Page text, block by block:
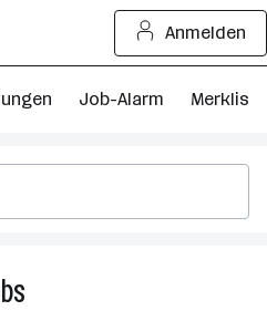
Anmelden
Job-Alarm Merkliste